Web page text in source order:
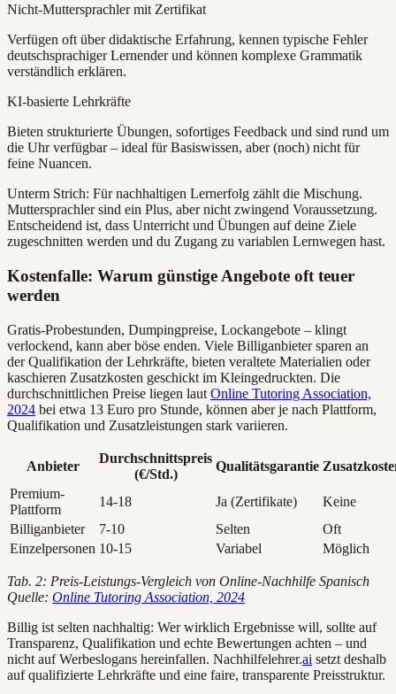
Nicht-Muttersprachler mit Zertifikat
Verfügen oft über didaktische Erfahrung, kennen typische Fehler
deutschsprachiger Lernender und können komplexe Grammatik
verständlich erklären.
KI-basierte Lehrkräfte
Bieten strukturierte Übungen, sofortiges Feedback und sind rund um
die Uhr verfügbar – ideal für Basiswissen, aber (noch) nicht für
feine Nuancen.
Unterm Strich: Für nachhaltigen Lernerfolg zählt die Mischung.
Muttersprachler sind ein Plus, aber nicht zwingend Voraussetzung.
Entscheidend ist, dass Unterricht und Übungen auf deine Ziele
zugeschnitten werden und du Zugang zu variablen Lernwegen hast.
Kostenfalle: Warum günstige Angebote oft teuer
werden
Gratis-Probestunden, Dumpingpreise, Lockangebote – klingt
verlockend, kann aber böse enden. Viele Billiganbieter sparen an
der Qualifikation der Lehrkräfte, bieten veraltete Materialien oder
kaschieren Zusatzkosten geschickt im Kleingedruckten. Die
durchschnittlichen Preise liegen laut Online Tutoring Association,
2024 bei etwa 13 Euro pro Stunde, können aber je nach Plattform,
Qualifikation und Zusatzleistungen stark variieren.
Anbieter
Durchschnittspreis
(€/Std.)
Qualitätsgarantie
Premium-
Plattform
14-18 Ja (Zertifikate)
Keine
Billiganbieter
7-10 Selten
Oft
Einzelpersonen 10-15 Variabel Möglich
Tab. 2: Preis-Leistungs-Vergleich von Online-Nachhilfe Spanisch
Quelle: Online Tutoring Association, 2024
Billig ist selten nachhaltig: Wer wirklich Ergebnisse will, sollte auf
Transparenz, Qualifikation und echte Bewertungen achten – und
nicht auf Werbeslogans hereinfallen. Nachhilfelehrer.ai setzt deshalb
auf qualifizierte Lehrkräfte und eine faire, transparente Preisstruktur.